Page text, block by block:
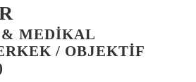
MEDIKAL
/ OBJEKTIF